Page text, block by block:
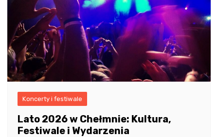
Koncerty i festiwale
Lato 2026 w Chełmnie: Kultura,
Festiwale i Wydarzenia